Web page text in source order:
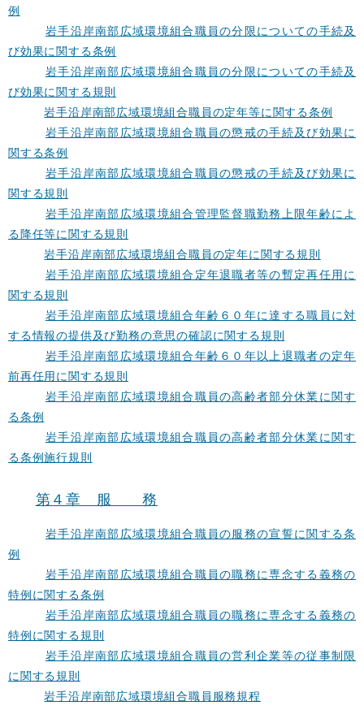
例
岩手沿岸南部広域環境組合職員の分限についての手続及
び効果に関する条例
岩手沿岸南部広域環境組合職員の分限についての手続及
び効果に関する規則
岩手沿岸南部広域環境組合職員の定年等に関する条例
岩手沿岸南部広域環境組合職員の懲戒の手続及び効果に
関する条例
岩手沿岸南部広域環境組合職員の懲戒の手続及び効果に
関する規則
岩手沿岸南部広域環境組合管理監督職勤務上限年齢によ
る降任等に関する規則
岩手沿岸南部広域環境組合職員の定年に関する規則
岩手沿岸南部広域環境組合定年退職者等の暫定再任用に
関する規則
岩手沿岸南部広域環境組合年齢６０年に達する職員に対
する情報の提供及び勤務の意思の確認に関する規則
岩手沿岸南部広域環境組合年齢６０年以上退職者の定年
前再任用に関する規則
岩手沿岸南部広域環境組合職員の高齢者部分休業に関す
る条例
岩手沿岸南部広域環境組合職員の高齢者部分休業に関す
る条例施行規則
第４章 服 務
岩手沿岸南部広域環境組合職員の服務の宣誓に関する条
例
岩手沿岸南部広域環境組合職員の職務に専念する義務の
特例に関する条例
岩手沿岸南部広域環境組合職員の職務に専念する義務の
特例に関する規則
岩手沿岸南部広域環境組合職員の営利企業等の従事制限
に関する規則
岩手沿岸南部広域環境組合職員服務規程